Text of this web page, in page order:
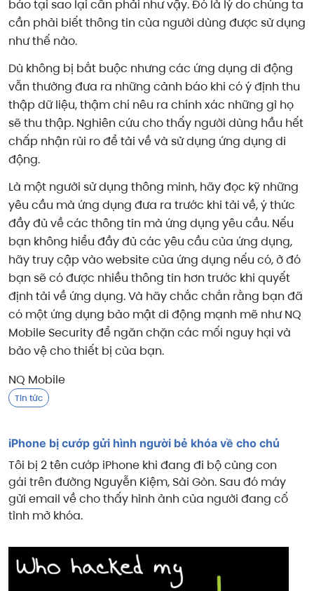
báo tại sao lại cần phải như vậy. Đó là lý do chúng ta
cần phải biết thông tin của người dùng được sử dụng
như thế nào.
Dù không bị bắt buộc nhưng các ứng dụng di động
vẫn thường đưa ra những cảnh báo khi có ý định thu
thập dữ liệu, thậm chí nêu ra chính xác những gì họ
sẽ thu thập. Nghiên cứu cho thấy người dùng hầu hết
chấp nhận rủi ro để tải về và sử dụng ứng dụng di
động.
Là một người sử dụng thông minh, hãy đọc kỹ những
yêu cầu mà ứng dụng đưa ra trước khi tải về, ý thức
đầy đủ về các thông tin mà ứng dụng yêu cầu. Nếu
bạn không hiểu đầy đủ các yêu cầu của ứng dụng,
hãy truy cập vào website của ứng dụng nếu có, ở đó
bạn sẽ có được nhiều thông tin hơn trước khi quyết
định tải về ứng dụng. Và hãy chắc chắn rằng bạn đã
có một ứng dụng bảo mật di động mạnh mẽ như NQ
Mobile Security để ngăn chặn các mối nguy hại và
bảo vệ cho thiết bị của bạn.
NQ Mobile
Tin tức
iPhone bị cướp gửi hình người bẻ khóa về cho chủ
Tôi bị 2 tên cướp iPhone khi đang đi bộ cùng con
gái trên đường Nguyễn Kiệm, Sài Gòn. Sau đó máy
gửi email về cho thấy hình ảnh của người đang cố
tình mở khóa.